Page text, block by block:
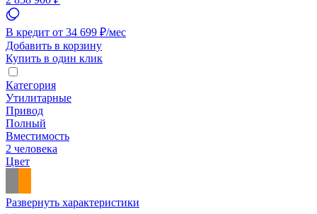
В кредит от 34 699 ₽/мес
Добавить в корзину
Купить в один клик
Категория
Утилитарные
Привод
Полный
Вместимость
2 человека
Цвет
Развернуть характеристики